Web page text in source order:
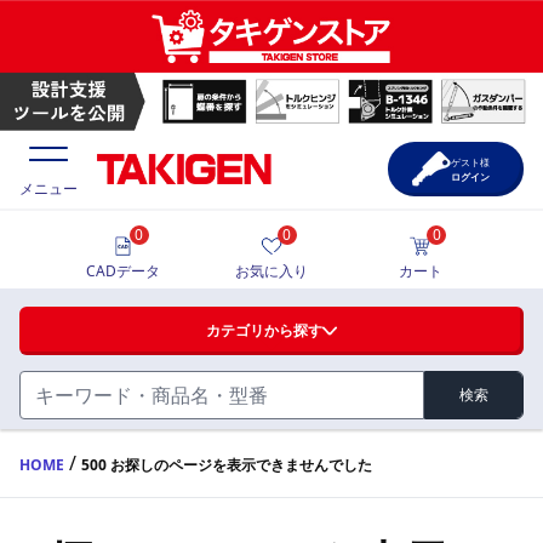
ハンドル・取手・つまみ・周辺機器
FA・A
蝶番・ステー・周辺機器
価格一覧
製品カタログ
メニュー
カテゴリから探す
検索
0
CADデータ
0
お気に入り
0
カート
ゲスト様
ログイン
HOME / 500 お探しのページを表示できませんでした